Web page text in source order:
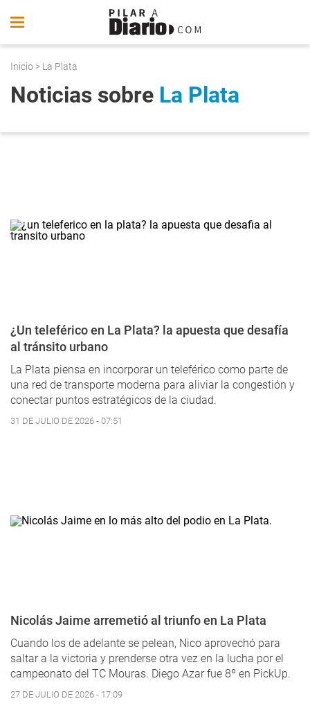
Inicio > La Plata
Noticias sobre La Plata
¿Un teleférico en La Plata? la apuesta que desafía
al tránsito urbano
La Plata piensa en incorporar un teleférico como parte de
una red de transporte moderna para aliviar la congestión y
conectar puntos estratégicos de la ciudad.
31 DE JULIO DE 2026 - 07:51
Nicolás Jaime arremetió al triunfo en La Plata
Cuando los de adelante se pelean, Nico aprovechó para
saltar a la victoria y prenderse otra vez en la lucha por el
campeonato del TC Mouras. Diego Azar fue 8º en PickUp.
27 DE JULIO DE 2026 - 17:09